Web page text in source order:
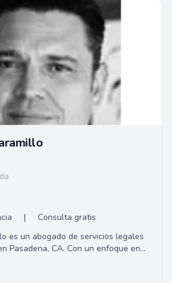
|
Consulta gratis
es un abogado de servicios legales
Pasadena, CA. Con un enfoque en